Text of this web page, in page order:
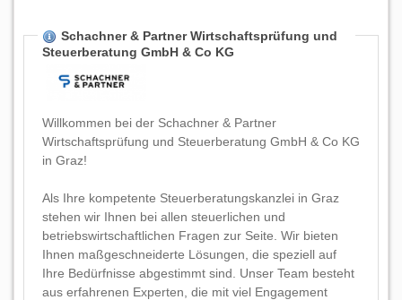
Schachner & Partner Wirtschaftsprüfung und
Steuerberatung GmbH & Co KG
Willkommen bei der Schachner & Partner
Wirtschaftsprüfung und Steuerberatung GmbH & Co KG
in Graz!
Als Ihre kompetente Steuerberatungskanzlei in Graz
stehen wir Ihnen bei allen steuerlichen und
betriebswirtschaftlichen Fragen zur Seite. Wir bieten
Ihnen maßgeschneiderte Lösungen, die speziell auf
Ihre Bedürfnisse abgestimmt sind. Unser Team besteht
aus erfahrenen Experten, die mit viel Engagement